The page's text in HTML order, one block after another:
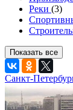
Реки (3)
Показать все
Санкт-